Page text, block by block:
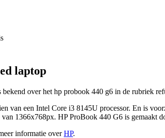
laptop
over het hp probook 440 g6 in de rubriek
van een Intel Core i3 8145U processor. En is
1366x768px. HP ProBook 440 G6 is
informatie overHP.